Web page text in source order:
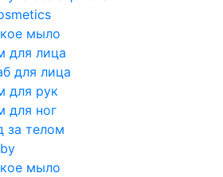
мыло
для лица
для лица
для рук
для ног
за телом
мыло